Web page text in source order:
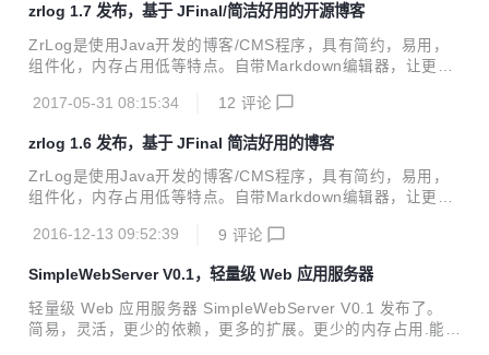
等 v1.5以后版本可通过后台管理提供系统更新直接进行升级，
无需下载war手动合并覆盖，重启 功能 1.提供日志，分类，标
签，评论的管理 2.支持插件模式 如何编写一个zrlog插件 3.高
三方评论插件 5.提供 editormd 主流的富文本编辑器，基...
zrlog 1.7 发布，基于 JFinal/简洁好用的开源博客
ZrLog是使用Java开发的博客/CMS程序，具有简约，易用，
组件化，内存占用低等特点。自带Markdown编辑器，让更多
上。 距离上一个版本的发布又快半年了，这个版本主要是修复
升至1.7，同时将原有的开源协议由GPLv2改为更为宽松的Ap
ache。 v1.5以后版本可通过后台管理提供系统更新直接进行
升级，windows环境可能会有升级失败的情况，可尝试手动解
的管理 支持插件模式 如何编写一个zrlog插件 ht...
2017-05-31 08:15:34 12 评论
zrlog 1.6 发布，基于 JFinal 简洁好用的博客
ZrLog是使用Java开发的博客/CMS程序，具有简约，易用，
组件化，内存占用低等特点。自带Markdown编辑器，让更多
上。 距离上一个版本的发布也过去了大半年了，终于在今天迎
理UI，加入自动更新的功能，重构了大量的代码。修复了已知
的十余个bug，插件代码也开放了源代码等。 功能 1.提供日
志，分类,标签，评论的管理 2.支持插件模式 3.高度可定制的
2016-12-13 09:52:39 9 评论
SimpleWebServer V0.1，轻量级 Web 应用服务器
轻量级 Web 应用服务器 SimpleWebServer V0.1 发布了。
简易，灵活，更少的依赖，更多的扩展。更少的内存占用.能快